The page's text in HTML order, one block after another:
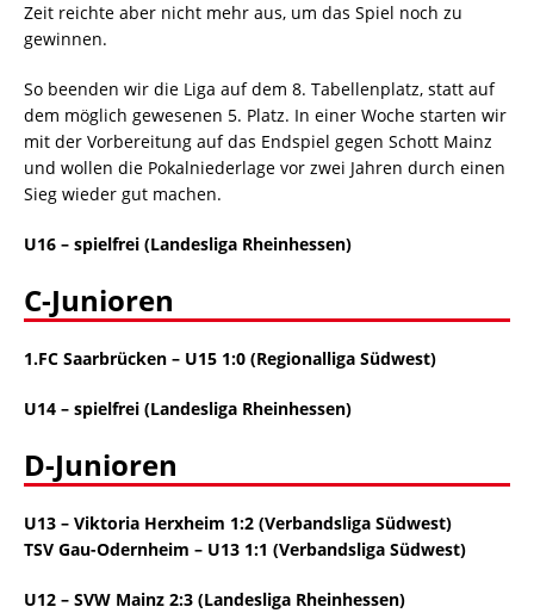
Zeit reichte aber nicht mehr aus, um das Spiel noch zu
gewinnen.
So beenden wir die Liga auf dem 8. Tabellenplatz, statt auf
dem möglich gewesenen 5. Platz. In einer Woche starten wir
mit der Vorbereitung auf das Endspiel gegen Schott Mainz
und wollen die Pokalniederlage vor zwei Jahren durch einen
Sieg wieder gut machen.
U16 – spielfrei (Landesliga Rheinhessen)
C-Junioren
1.FC Saarbrücken – U15 1:0 (Regionalliga Südwest)
U14 – spielfrei (Landesliga Rheinhessen)
D-Junioren
U13 – Viktoria Herxheim 1:2 (Verbandsliga Südwest)
TSV Gau-Odernheim – U13 1:1 (Verbandsliga Südwest)
U12 – SVW Mainz 2:3 (Landesliga Rheinhessen)